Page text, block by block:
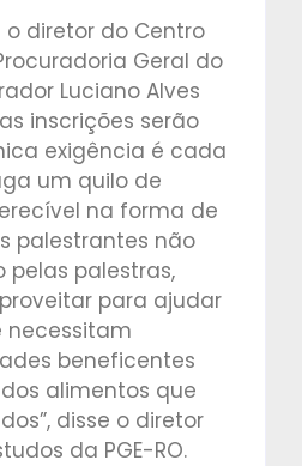
diretor do Centro
Geral do
Luciano Alves
inscrições serão
exigência é cada
um quilo de
na forma de
palestrantes não
pelas palestras,
para ajudar
necessitam
beneficentes
alimentos que
disse o diretor
da PGE-RO.